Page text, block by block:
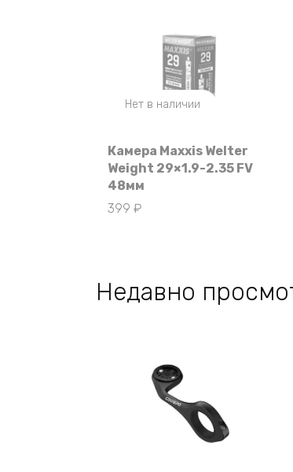
Нет в наличии
Камера Maxxis Welter
Weight 29×1.9-2.35 FV
48мм
399 ₽
Недавно